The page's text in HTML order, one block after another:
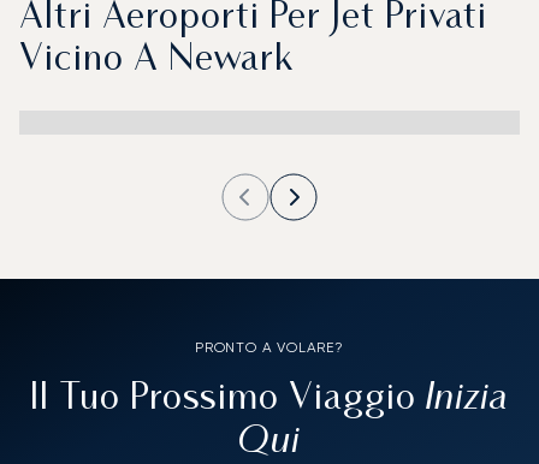
Altri Aeroporti Per Jet Privati
Vicino A Newark
PRONTO A VOLARE?
Il Tuo Prossimo Viaggio Inizia
Qui